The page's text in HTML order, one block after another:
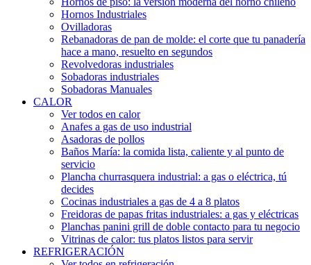
Hornos Industriales
Ovilladoras
Rebanadoras de pan de molde: el corte que tu panadería
hace a mano, resuelto en segundos
Revolvedoras industriales
Sobadoras industriales
Sobadoras Manuales
CALOR
Ver todos en calor
Anafes a gas de uso industrial
Asadoras de pollos
Baños María: la comida lista, caliente y al punto de
servicio
Plancha churrasquera industrial: a gas o eléctrica, tú
decides
Cocinas industriales a gas de 4 a 8 platos
Freidoras de papas fritas industriales: a gas y eléctricas
Planchas panini grill de doble contacto para tu negocio
Vitrinas de calor: tus platos listos para servir
REFRIGERACIÓN